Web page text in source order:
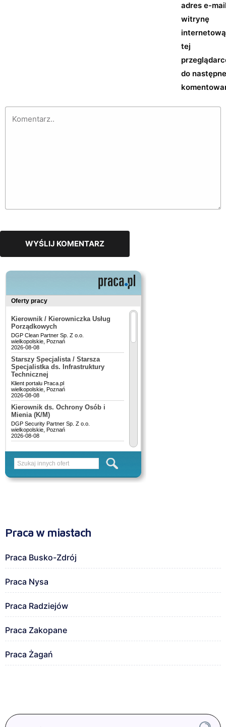
adres e-
witrynę
tej
do
Praca w miastach
Praca Busko-Zdrój
Praca Nysa
Praca Radziejów
Praca Zakopane
Praca Żagań